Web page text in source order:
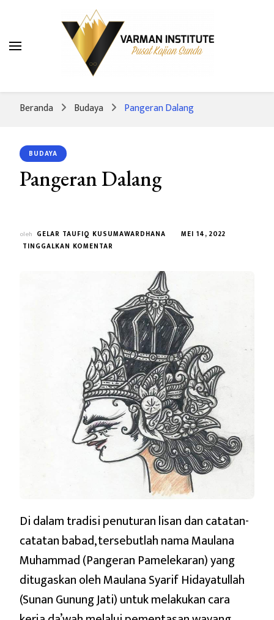
Varman Institute
Pusat Kajian Sunda
Beranda Budaya Pangeran Dalang
BUDAYA
Pangeran Dalang
oleh GELAR TAUFIQ KUSUMAWARDHANA
MEI 14, 2022
TINGGALKAN KOMENTAR
Di dalam tradisi penuturan lisan dan catatan-
catatan babad, tersebutlah nama Maulana
Muhammad (Pangeran Pamelekaran) yang
ditugaskan oleh Maulana Syarif Hidayatullah
(Sunan Gunung Jati) untuk melakukan cara